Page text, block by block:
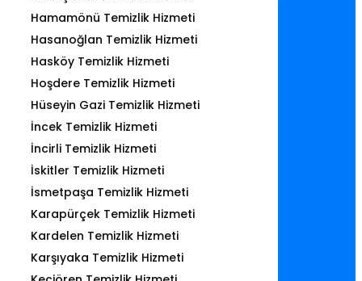
Hamamönü Temizlik Hizmeti
Hasanoğlan Temizlik Hizmeti
Hasköy Temizlik Hizmeti
Hoşdere Temizlik Hizmeti
Hüseyin Gazi Temizlik Hizmeti
İncek Temizlik Hizmeti
İncirli Temizlik Hizmeti
İskitler Temizlik Hizmeti
İsmetpaşa Temizlik Hizmeti
Karapürçek Temizlik Hizmeti
Kardelen Temizlik Hizmeti
Karşıyaka Temizlik Hizmeti